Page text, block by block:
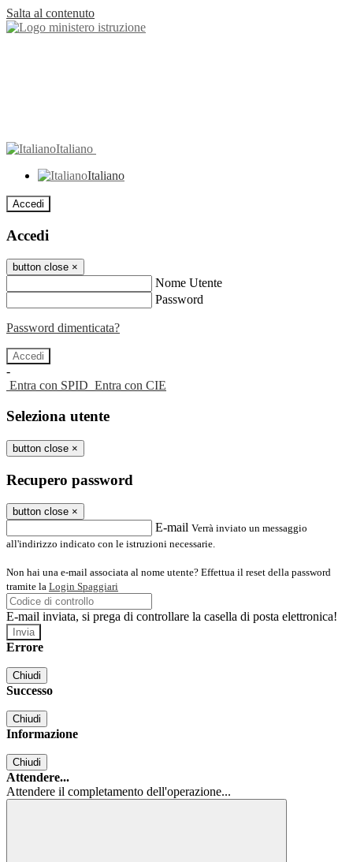
Salta al contenuto
Italiano
Italiano
Accedi
Accedi
button close ×
Nome Utente
Password
Password dimenticata?
-
Entra con SPID Entra con CIE
Seleziona utente
button close ×
Recupero password
button close ×
E-mail Verrà inviato un messaggio
all'indirizzo indicato con le istruzioni necessarie.
Non hai una e-mail associata al nome utente? Effettua il reset della password
tramite la Login Spaggiari
E-mail inviata, si prega di controllare la casella di posta elettronica!
Errore
Chiudi
Successo
Chiudi
Informazione
Chiudi
Attendere...
Attendere il completamento dell'operazione...